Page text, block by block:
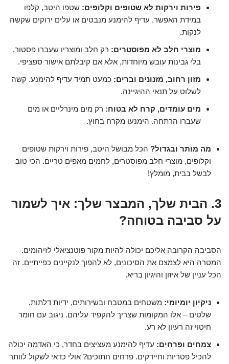
פירות וירקות לא שטופים וקלופים: שטפו היטב, קלפו
במידת האפשר. עדיף להימנע מנבטים או עלים ירוקים שקשה
לנקות.
מוצרי חלב לא מפוסטרים: רק חלב ומוצריו שעברו פסטור.
בלי גבינות עובש מיוחדות, אלא אם קיבלתם אישור ספציפי.
מזון רחוב, מזנונים וברים: כמעט תמיד עדיף להימנע. קשה
לשלוט על תנאי ההיגיינה.
מים עומדים, קרח לא בטוח: רק מים מינרליים או מים
שעברו הרתחה. הימנעו מקרח בחוץ.
מה מותר ובגדול? הכל מבושל היטב, פירות וירקות שטופים
וקלופים, מוצרי חלב מפוסטרים, לחמים מאפים טריים. הכי טוב
לבשל בבית, מומלץ!
3. הבית שלך, המבצר שלך: איך לשמור
על סביבה בטוחה?
הסביבה הקרובה אליכם יכולה להיות מקור פוטנציאלי לזיהומים.
המטרה היא לצמצם את הסיכונים, לא להפוך לנקיינים כפייתיים. זה
הכל עניין של איזון והיגיון בריא.
ניקיון יומיומי: משטחים במטבח ובשירותים, ידיות דלתות,
שלטים – אלו המקומות שצריך להקפיד עליהם. ניגוב עם חומר
חיטוי זה רעיון לא רע.
צמחים ופרחים: עדיף להימנע מעציצים בחדר, כי האדמה יכולה
להכיל פטריות וחיידקים. פרחים חתוכים? אולי כדאי לשקול לוותר